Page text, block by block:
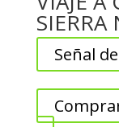
SIERRA
Señal